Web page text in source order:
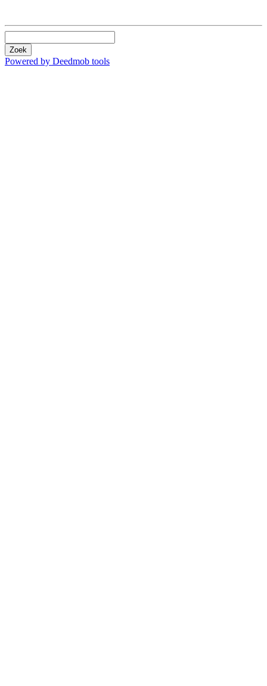
Zoek
Powered by Deedmob tools